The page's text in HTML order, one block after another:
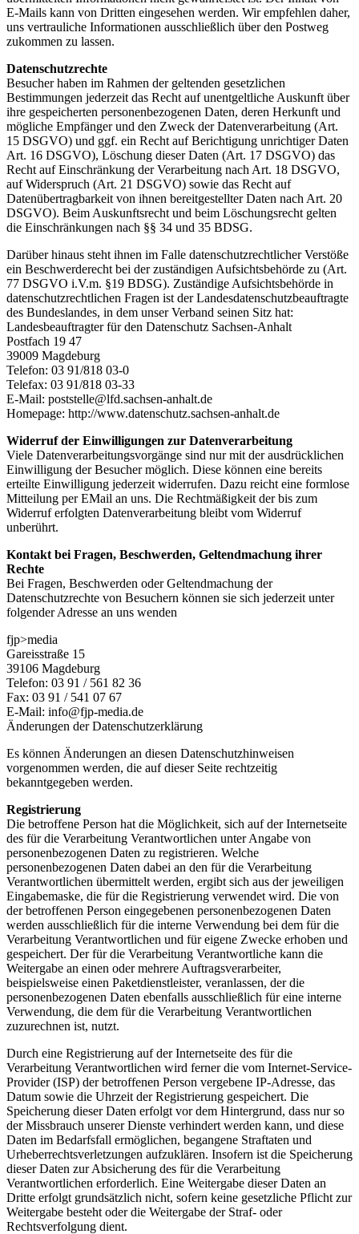
E-Mails kann von Dritten eingesehen werden. Wir empfehlen daher,
uns vertrauliche Informationen ausschließlich über den Postweg
zukommen zu lassen.
Datenschutzrechte
Besucher haben im Rahmen der geltenden gesetzlichen
Bestimmungen jederzeit das Recht auf unentgeltliche Auskunft über
ihre gespeicherten personenbezogenen Daten, deren Herkunft und
mögliche Empfänger und den Zweck der Datenverarbeitung (Art.
15 DSGVO) und ggf. ein Recht auf Berichtigung unrichtiger Daten
Art. 16 DSGVO), Löschung dieser Daten (Art. 17 DSGVO) das
Recht auf Einschränkung der Verarbeitung nach Art. 18 DSGVO,
auf Widerspruch (Art. 21 DSGVO) sowie das Recht auf
Datenübertragbarkeit von ihnen bereitgestellter Daten nach Art. 20
DSGVO). Beim Auskunftsrecht und beim Löschungsrecht gelten
die Einschränkungen nach §§ 34 und 35 BDSG.
Darüber hinaus steht ihnen im Falle datenschutzrechtlicher Verstöße
ein Beschwerderecht bei der zuständigen Aufsichtsbehörde zu (Art.
77 DSGVO i.V.m. §19 BDSG). Zuständige Aufsichtsbehörde in
datenschutzrechtlichen Fragen ist der Landesdatenschutzbeauftragte
des Bundeslandes, in dem unser Verband seinen Sitz hat:
Landesbeauftragter für den Datenschutz Sachsen-Anhalt
Postfach 19 47
39009 Magdeburg
Telefon: 03 91/818 03-0
Telefax: 03 91/818 03-33
E-Mail: poststelle@lfd.sachsen-anhalt.de
Homepage: http://www.datenschutz.sachsen-anhalt.de
Widerruf der Einwilligungen zur Datenverarbeitung
Viele Datenverarbeitungsvorgänge sind nur mit der ausdrücklichen
Einwilligung der Besucher möglich. Diese können eine bereits
erteilte Einwilligung jederzeit widerrufen. Dazu reicht eine formlose
Mitteilung per EMail an uns. Die Rechtmäßigkeit der bis zum
Widerruf erfolgten Datenverarbeitung bleibt vom Widerruf
unberührt.
Kontakt bei Fragen, Beschwerden, Geltendmachung ihrer
Rechte
Bei Fragen, Beschwerden oder Geltendmachung der
Datenschutzrechte von Besuchern können sie sich jederzeit unter
folgender Adresse an uns wenden
fjp>media
Gareisstraße 15
39106 Magdeburg
Telefon: 03 91 / 561 82 36
Fax: 03 91 / 541 07 67
E-Mail: info@fjp-media.de
Änderungen der Datenschutzerklärung
Es können Änderungen an diesen Datenschutzhinweisen
vorgenommen werden, die auf dieser Seite rechtzeitig
bekanntgegeben werden.
Registrierung
Die betroffene Person hat die Möglichkeit, sich auf der Internetseite
des für die Verarbeitung Verantwortlichen unter Angabe von
personenbezogenen Daten zu registrieren. Welche
personenbezogenen Daten dabei an den für die Verarbeitung
Verantwortlichen übermittelt werden, ergibt sich aus der jeweiligen
Eingabemaske, die für die Registrierung verwendet wird. Die von
der betroffenen Person eingegebenen personenbezogenen Daten
werden ausschließlich für die interne Verwendung bei dem für die
Verarbeitung Verantwortlichen und für eigene Zwecke erhoben und
gespeichert. Der für die Verarbeitung Verantwortliche kann die
Weitergabe an einen oder mehrere Auftragsverarbeiter,
beispielsweise einen Paketdienstleister, veranlassen, der die
personenbezogenen Daten ebenfalls ausschließlich für eine interne
Verwendung, die dem für die Verarbeitung Verantwortlichen
zuzurechnen ist, nutzt.
Durch eine Registrierung auf der Internetseite des für die
Verarbeitung Verantwortlichen wird ferner die vom Internet-Service-
Provider (ISP) der betroffenen Person vergebene IP-Adresse, das
Datum sowie die Uhrzeit der Registrierung gespeichert. Die
Speicherung dieser Daten erfolgt vor dem Hintergrund, dass nur so
der Missbrauch unserer Dienste verhindert werden kann, und diese
Daten im Bedarfsfall ermöglichen, begangene Straftaten und
Urheberrechtsverletzungen aufzuklären. Insofern ist die Speicherung
dieser Daten zur Absicherung des für die Verarbeitung
Verantwortlichen erforderlich. Eine Weitergabe dieser Daten an
Dritte erfolgt grundsätzlich nicht, sofern keine gesetzliche Pflicht zur
Weitergabe besteht oder die Weitergabe der Straf- oder
Rechtsverfolgung dient.